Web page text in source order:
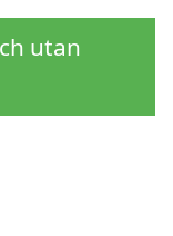
utan